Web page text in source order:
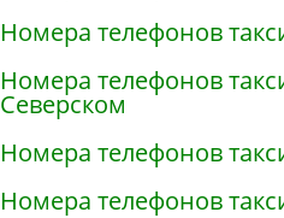
Номера телефонов
Номера телефонов
Северском
Номера телефонов
Номера телефонов